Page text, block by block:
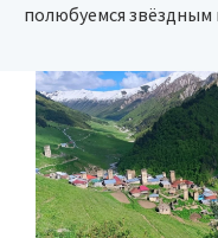
полюбуемся звёздным